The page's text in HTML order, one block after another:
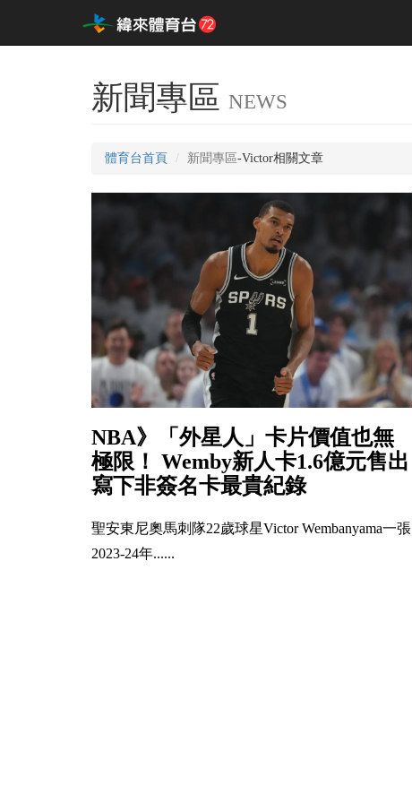
新聞專區 NEWS
體育台首頁 新聞專區-Victor相關文章
NBA》「外星人」卡片價值也無
極限！ Wemby新人卡1.6億元售出
寫下非簽名卡最貴紀錄
聖安東尼奧馬刺隊22歲球星Victor Wembanyama一張
2023-24年......